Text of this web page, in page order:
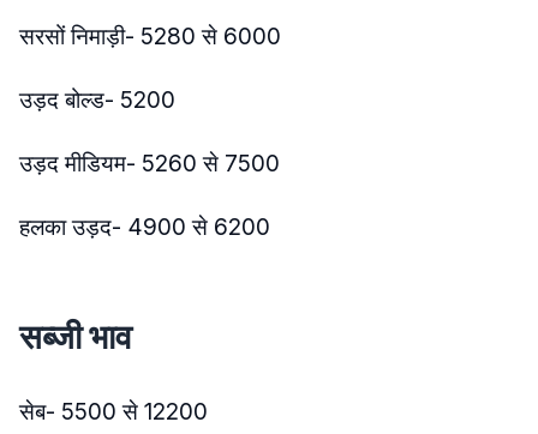
सरसों निमाड़ी- 5280 से 6000
उड़द बोल्ड- 5200
उड़द मीडियम- 5260 से 7500
हलका उड़द- 4900 से 6200
सब्जी भाव
सेब- 5500 से 12200